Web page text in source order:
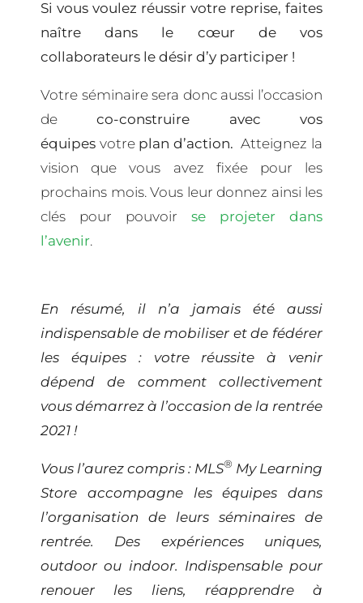
Si vous voulez réussir votre reprise, faites
naître dans le cœur de vos
collaborateurs le désir d’y participer !
Votre séminaire sera donc aussi l’occasion
deco-construire avec vos
équipes votre plan d’action. Atteignez la
vision que vous avez fixée pour les
prochains mois. Vous leur donnez ainsi les
clés pour pouvoir se projeter dans
l’avenir.
En résumé, il n’a jamais été aussi
indispensable de mobiliser et de fédérer
les équipes : votre réussite à venir
dépend de comment collectivement
vous démarrez à l’occasion de la rentrée
2021 !
Vous l’aurez compris : MLS® My Learning
Store accompagne les équipes dans
l’organisation de leurs séminaires de
rentrée. Des expériences uniques,
outdoor ou indoor. Indispensable pour
renouer les liens, réapprendre à